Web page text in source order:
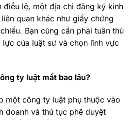
điều lệ, một địa chỉ đăng ký kinh
quan khác như giấy chứng
Bạn cũng cần phải tuân thủ
của luật sư và chọn lĩnh vực
ty luật mất bao lâu?
một công ty luật phụ thuộc vào
doanh và thủ tục phê duyệt